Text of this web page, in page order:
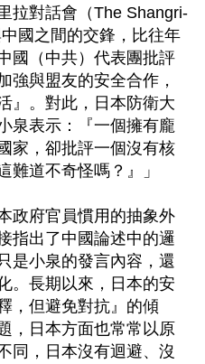
拉對話會（The Shangri-
國之間的交鋒，比往年
國（中共）代表團批評
強與盟友的安全合作，
』。對此，日本防衛大
泉表示：『一個擁有龐
家，卻批評一個沒有核
難道不奇怪嗎？』」
政府官員慣用的抽象外
指出了中國論述中的邏
是小泉的發言內容，還
。長期以來，日本的安
，但避免對抗』的傾
，日本方面也常常以原
同，日本沒有迴避、沒